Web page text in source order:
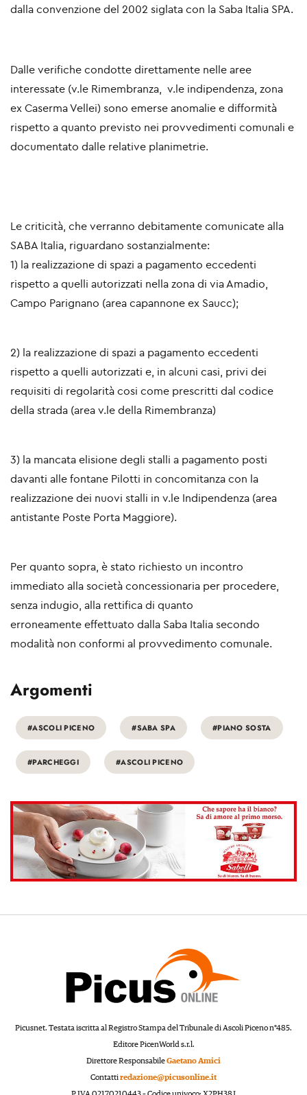
dalla convenzione del 2002 siglata con la Saba Italia SPA.
Dalle verifiche condotte direttamente nelle aree
interessate (v.le Rimembranza, v.le indipendenza, zona
ex Caserma Vellei) sono emerse anomalie e difformità
rispetto a quanto previsto nei provvedimenti comunali e
documentato dalle relative planimetrie.
Le criticità, che verranno debitamente comunicate alla
SABA Italia, riguardano sostanzialmente:
1) la realizzazione di spazi a pagamento eccedenti
rispetto a quelli autorizzati nella zona di via Amadio,
Campo Parignano (area capannone ex Saucc);
2) la realizzazione di spazi a pagamento eccedenti
rispetto a quelli autorizzati e, in alcuni casi, privi dei
requisiti di regolarità cosi come prescritti dal codice
della strada (area v.le della Rimembranza)
3) la mancata elisione degli stalli a pagamento posti
davanti alle fontane Pilotti in concomitanza con la
realizzazione dei nuovi stalli in v.le Indipendenza (area
antistante Poste Porta Maggiore).
Per quanto sopra, è stato richiesto un incontro
immediato alla società concessionaria per procedere,
senza indugio, alla rettifica di quanto
erroneamente effettuato dalla Saba Italia secondo
modalità non conformi al provvedimento comunale.
Argomenti
#ASCOLI PICENO #SABA SPA #PIANO SOSTA
#PARCHEGGI #ASCOLI PICENO
Picusnet. Testata iscritta al Registro Stampa del Tribunale di Ascoli Piceno n°485.
Editore PicenWorld s.r.l.
Direttore ResponsabileGaetano Amici
Contattiredazione@picusonline.it